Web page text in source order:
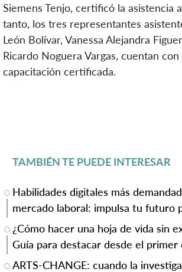
Siemens Tenjo, certificó la asistencia
tanto, los tres representantes
León Bolívar, Vanessa Alejandra
Ricardo Noguera Vargas, cuentan con
capacitación certificada.
TAMBIÉN TE PUEDE INTERESAR
Habilidades digitales más
mercado laboral: impulsa tu futuro
¿Cómo hacer una hoja de vida sin
Guía para destacar desde el primer
ARTS-CHANGE: cuando la